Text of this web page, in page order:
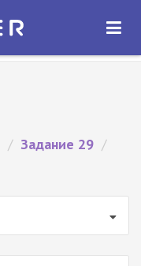
ОТКРЫТЬ
/ Задание 29 /